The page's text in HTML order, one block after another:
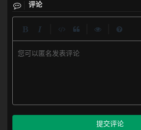
评论
您可以匿名发表评论
提交评论